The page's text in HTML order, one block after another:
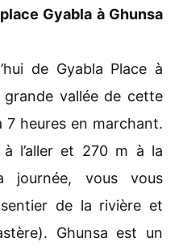
Gyabla à Ghunsa
de Gyabla Place à
vallée de cette
7 heures en marchant.
l’aller et 270 m à la
journée, vous vous
de la rivière et
Ghunsa est un